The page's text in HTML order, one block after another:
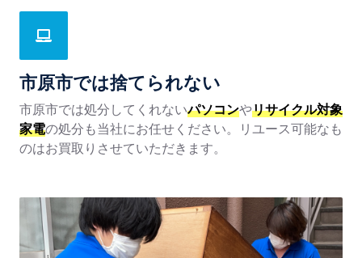
市原市では捨てられない
市原市では処分してくれないパソコンやリサイクル対象
家電の処分も当社にお任せください。リユース可能なも
のはお買取りさせていただきます。